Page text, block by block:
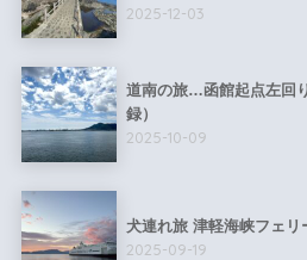
2025-12-03
道南の旅…函館起点左回
録）
2025-10-09
犬連れ旅 津軽海峡フェリ
2025-09-19